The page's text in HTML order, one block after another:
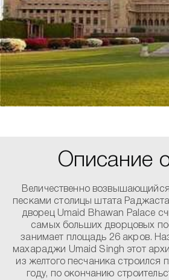
Описание
Величественно
песками столицы штата
дворец Umaid Bhawan Palace
самых больших дворцовых
занимает площадь 26 акров.
махараджи Umaid Singh этот
из желтого песчаника строился
году, по окончанию